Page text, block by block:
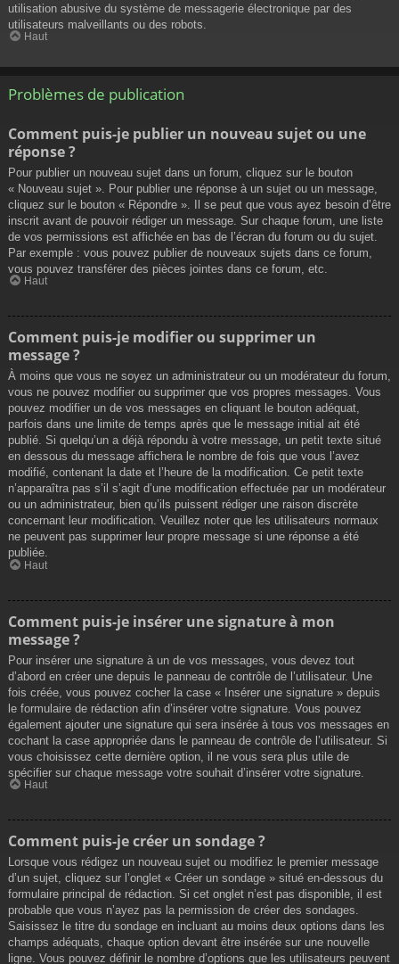
utilisation abusive du système de messagerie électronique par des
utilisateurs malveillants ou des robots.
Haut
Problèmes de publication
Comment puis-je publier un nouveau sujet ou une
réponse ?
Pour publier un nouveau sujet dans un forum, cliquez sur le bouton
« Nouveau sujet ». Pour publier une réponse à un sujet ou un message,
cliquez sur le bouton « Répondre ». Il se peut que vous ayez besoin d’être
inscrit avant de pouvoir rédiger un message. Sur chaque forum, une liste
de vos permissions est affichée en bas de l’écran du forum ou du sujet.
Par exemple : vous pouvez publier de nouveaux sujets dans ce forum,
vous pouvez transférer des pièces jointes dans ce forum, etc.
Haut
Comment puis-je modifier ou supprimer un
message ?
À moins que vous ne soyez un administrateur ou un modérateur du forum,
vous ne pouvez modifier ou supprimer que vos propres messages. Vous
pouvez modifier un de vos messages en cliquant le bouton adéquat,
parfois dans une limite de temps après que le message initial ait été
publié. Si quelqu’un a déjà répondu à votre message, un petit texte situé
en dessous du message affichera le nombre de fois que vous l’avez
modifié, contenant la date et l’heure de la modification. Ce petit texte
n’apparaîtra pas s’il s’agit d’une modification effectuée par un modérateur
ou un administrateur, bien qu’ils puissent rédiger une raison discrète
concernant leur modification. Veuillez noter que les utilisateurs normaux
ne peuvent pas supprimer leur propre message si une réponse a été
publiée.
Haut
Comment puis-je insérer une signature à mon
message ?
Pour insérer une signature à un de vos messages, vous devez tout
d’abord en créer une depuis le panneau de contrôle de l’utilisateur. Une
fois créée, vous pouvez cocher la case « Insérer une signature » depuis
le formulaire de rédaction afin d’insérer votre signature. Vous pouvez
également ajouter une signature qui sera insérée à tous vos messages en
cochant la case appropriée dans le panneau de contrôle de l’utilisateur. Si
vous choisissez cette dernière option, il ne vous sera plus utile de
spécifier sur chaque message votre souhait d’insérer votre signature.
Haut
Comment puis-je créer un sondage ?
Lorsque vous rédigez un nouveau sujet ou modifiez le premier message
d’un sujet, cliquez sur l’onglet « Créer un sondage » situé en-dessous du
formulaire principal de rédaction. Si cet onglet n’est pas disponible, il est
probable que vous n’ayez pas la permission de créer des sondages.
Saisissez le titre du sondage en incluant au moins deux options dans les
champs adéquats, chaque option devant être insérée sur une nouvelle
ligne. Vous pouvez définir le nombre d’options que les utilisateurs peuvent